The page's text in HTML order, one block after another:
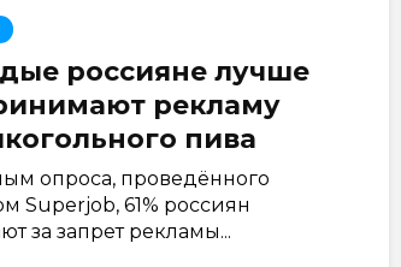
россияне лучше
рекламу
пива
опроса, проведённого
Superjob, 61% россиян
за запрет рекламы...